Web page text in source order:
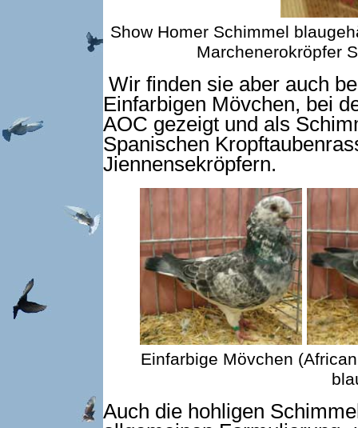
Show Homer Schimmel
Marchenerokröpfer
Wir finden sie aber auch
Einfarbigen Mövchen, bei
AOC gezeigt und als
Spanischen
Jiennensekröpfern.
Einfarbige Mövchen
Auch die hohligen